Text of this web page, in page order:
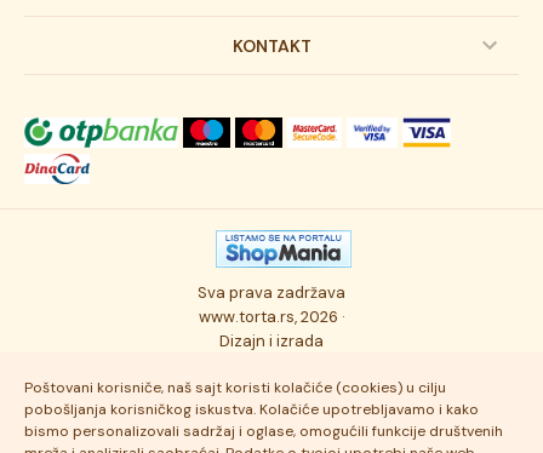
Poštovani korisniče, naš sajt koristi kolačiće (cookies) u cilju
pobošljanja korisničkog iskustva. Kolačiće upotrebljavamo i kako
bismo personalizovali sadržaj i oglase, omogućili funkcije društvenih
Svadbene torte
Torta klasici
Osmisli tortu
Ukusi torti
Prijava na newsletter
Dostava robe
Autorska prava
Politika privatnosti
Najčešće postavljana pitanja
KONTAKT
Novosti
Posao
Kontakt
Sva prava zadržava
www.torta.rs, 2026 ·
Dizajn i izrada